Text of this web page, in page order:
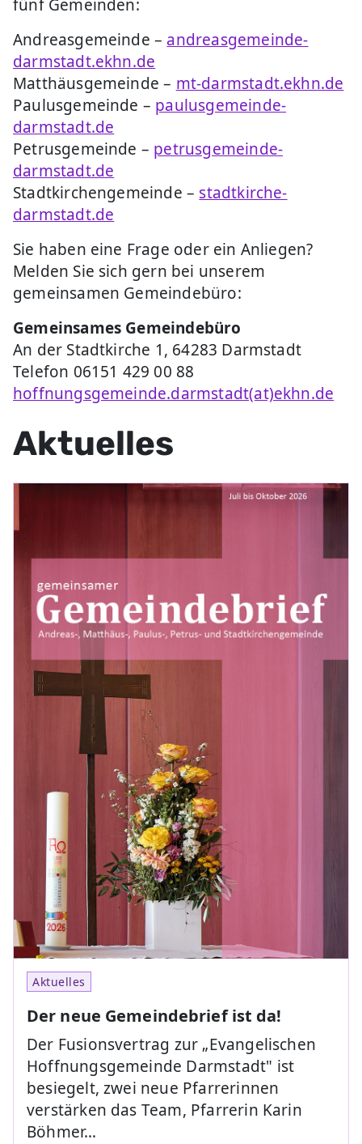
fünf Gemeinden:
Andreasgemeinde – andreasgemeinde-
darmstadt.ekhn.de
Matthäusgemeinde – mt-darmstadt.ekhn.de
Paulusgemeinde – paulusgemeinde-
darmstadt.de
Petrusgemeinde – petrusgemeinde-
darmstadt.de
Stadtkirchengemeinde – stadtkirche-
darmstadt.de
Sie haben eine Frage oder ein Anliegen?
Melden Sie sich gern bei unserem
gemeinsamen Gemeindebüro:
Gemeinsames Gemeindebüro
An der Stadtkirche 1, 64283 Darmstadt
Telefon 06151 429 00 88
hoffnungsgemeinde.darmstadt(at)ekhn.de
Aktuelles
Aktuelles
Der neue Gemeindebrief ist da!
Der Fusionsvertrag zur „Evangelischen
Hoffnungsgemeinde Darmstadt" ist
besiegelt, zwei neue Pfarrerinnen
verstärken das Team, Pfarrerin Karin
Böhmer…